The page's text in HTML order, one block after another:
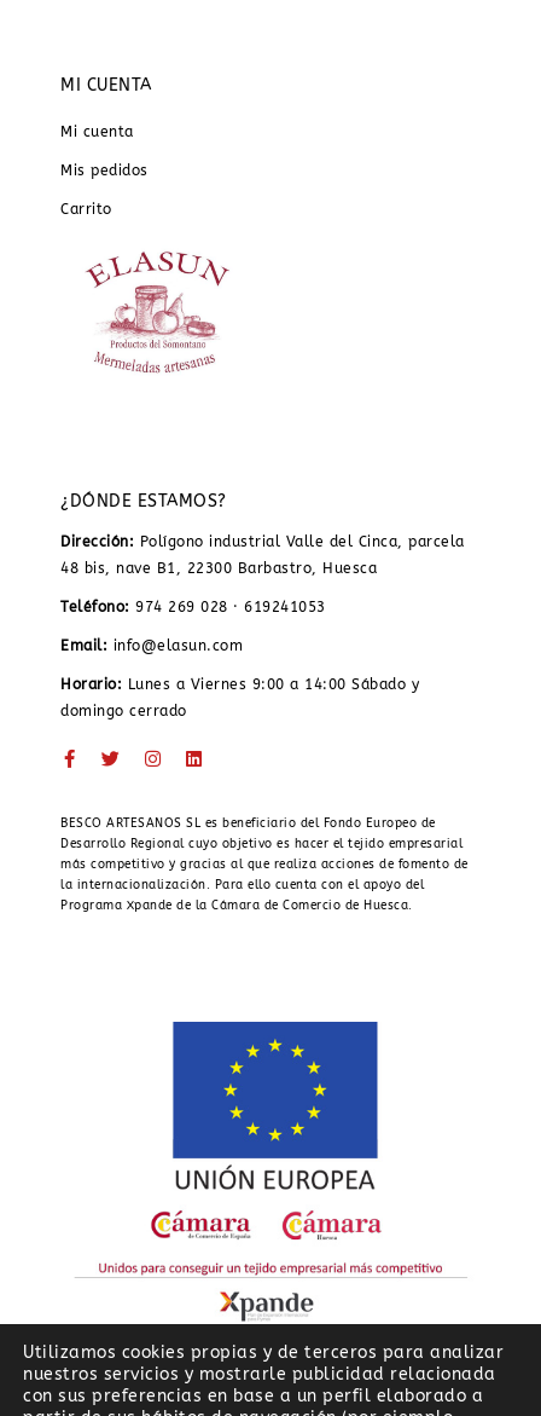
MI CUENTA
Mi cuenta
Mis pedidos
Carrito
¿DÓNDE ESTAMOS?
Dirección: Polígono industrial Valle del Cinca, parcela
48 bis, nave B1, 22300 Barbastro, Huesca
Teléfono: 974 269 028 · 619241053
Email: info@elasun.com
Horario: Lunes a Viernes 9:00 a 14:00 Sábado y
domingo cerrado
BESCO ARTESANOS SL es beneficiario del Fondo Europeo de
Desarrollo Regional cuyo objetivo es hacer el tejido empresarial
más competitivo y gracias al que realiza acciones de fomento de
la internacionalización. Para ello cuenta con el apoyo del
Programa Xpande de la Cámara de Comercio de Huesca.
Utilizamos cookies propias y de terceros para analizar
nuestros servicios y mostrarle publicidad relacionada
con sus preferencias en base a un perfil elaborado a